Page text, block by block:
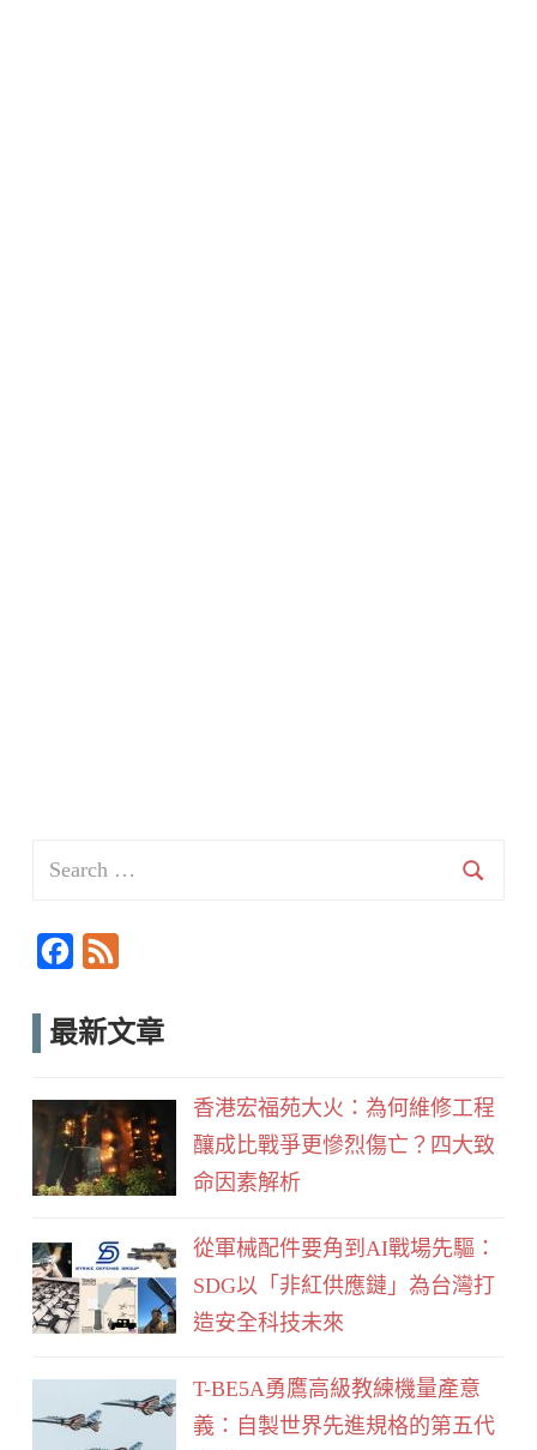
c
o
k
e
最新文章
香港宏福苑大火：為何維修工程
釀成比戰爭更慘烈傷亡？四大致
命因素解析
從軍械配件要角到AI戰場先驅：
SDG以「非紅供應鏈」為台灣打
造安全科技未來
T-BE5A勇鷹高級教練機量產意
義：自製世界先進規格的第五代